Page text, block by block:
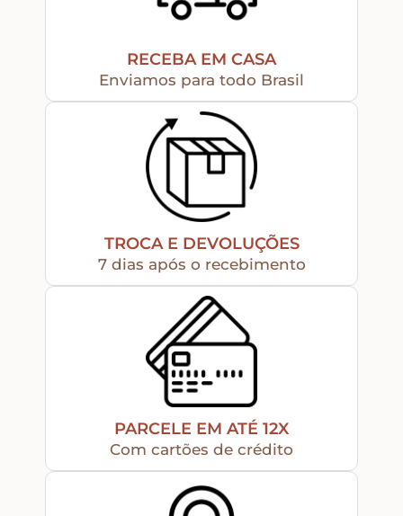
Rendas – Passamanarias – Fitas
Cordões São Francisco – Cordas
Apliques de Resina
Papéis – Scrapbook – Botons
Imagens para Sublimação
Acabamentos
RECEBA EM CASA
Enviamos para todo Brasil
TROCA E DEVOLUÇÕES
7 dias após o recebimento
PARCELE EM ATÉ 12X
Com cartões de crédito